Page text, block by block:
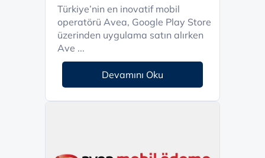
Türkiye’nin en inovatif mobil
operatörü Avea, Google Play Store
üzerinden uygulama satın alırken
Ave ...
Devamını Oku